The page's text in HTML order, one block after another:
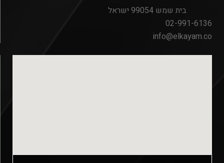
בית שמש 99054 ישראל
02-991-6136
info@elkayam.co